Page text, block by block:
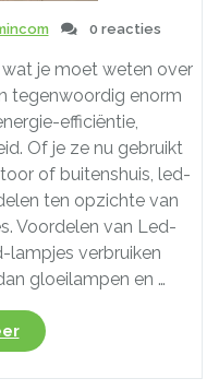
0 reacties
je moet weten over
tegenwoordig enorm
efficiëntie,
Of je ze nu gebruikt
of buitenshuis, led-
ten opzichte van
Voordelen van Led-
lampjes verbruiken
gloeilampen en …
“Ontdek
de
Voordelen